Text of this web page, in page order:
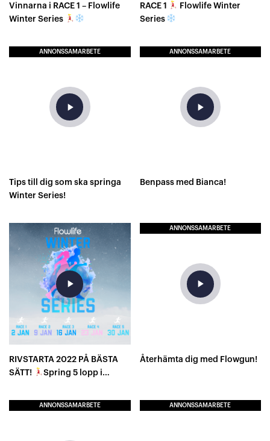
Vinnarna i RACE 1 – Flowlife
Winter Series
RACE 1
Flowlife Winter
Series
ANNONSSAMARBETE
play_arrow
Tips till dig som ska springa
Winter Series!
ANNONSSAMARBETE
play_arrow
Benpass med Bianca!
play_arrow
RIVSTARTA 2022 PÅ BÄSTA
SÄTT!
Spring 5 lopp i
ANNONSSAMARBETE
play_arrow
Återhämta dig med Flowgun!
ANNONSSAMARBETE ANNONSSAMARBETE